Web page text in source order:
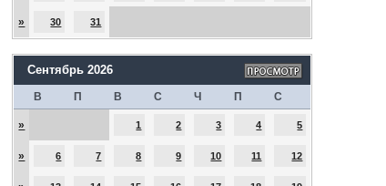
» 30 31
Сентябрь 2026
В П В С Ч П С
» 1 2 3 4 5
» 6 7 8 9 10 11 12